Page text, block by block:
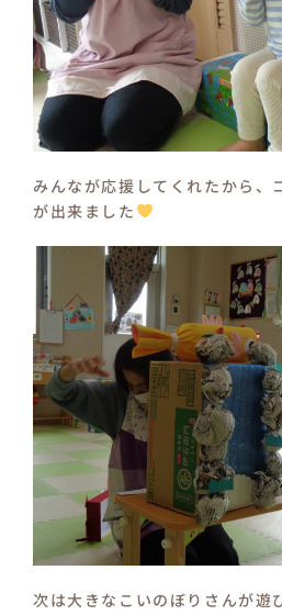
みんなが応援してくれたから、
が出来ました
次は大きなこいのぼりさんが遊